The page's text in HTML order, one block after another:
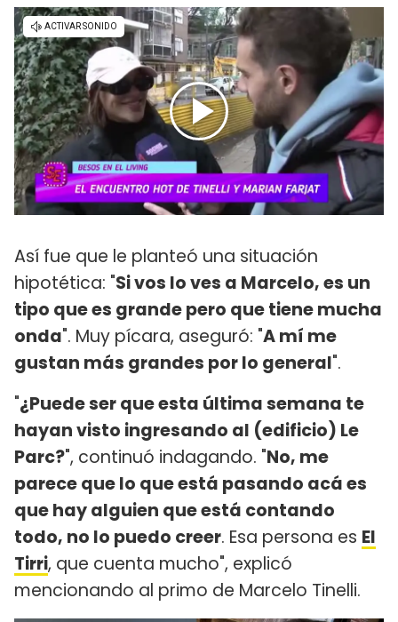
Así fue que le planteó una situación
hipotética: "Si vos lo ves a Marcelo, es un
tipo que es grande pero que tiene mucha
onda". Muy pícara, aseguró: "A mí me
gustan más grandes por lo general".
"¿Puede ser que esta última semana te
hayan visto ingresando al (edificio) Le
Parc?", continuó indagando. "No, me
parece que lo que está pasando acá es
que hay alguien que está contando
todo, no lo puedo creer. Esa persona es El
Tirri, que cuenta mucho", explicó
mencionando al primo de Marcelo Tinelli.